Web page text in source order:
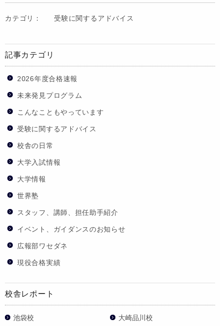
カテゴリ： 受験に関するアドバイス
記事カテゴリ
2026年度合格速報
未来発見プログラム
こんなこともやっています
受験に関するアドバイス
校舎の日常
大学入試情報
大学情報
世界塾
スタッフ、講師、担任助手紹介
イベント、ガイダンスのお知らせ
広報部ワセダネ
現役合格実績
校舎レポート
池袋校 大崎品川校